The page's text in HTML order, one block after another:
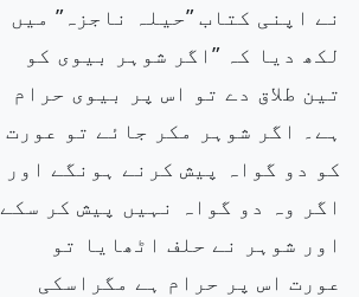
نے اپنی کتاب ”حیلہ ناجزہ” میں
لکھ دیا کہ ”اگر شوہر
بیوی کو
تین طلاق دے تو اس پر
بیوی حرام
ہے۔ اگر شوہر مکر جائے تو عورت
کو دو گواہ پیش کرنے ہونگے اور
اگر وہ دو گواہ نہیں پیش کر سکے
اور شوہر نے حلف اٹھایا تو
عورت اس پر حرام ہے مگراسکی